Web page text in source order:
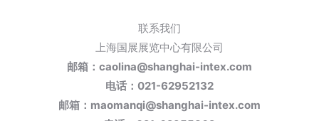
联系我们
上海国展展览中心有限公司
邮箱：caolina@shanghai-intex.com
电话：021-62952132
邮箱：maomanqi@shanghai-intex.com